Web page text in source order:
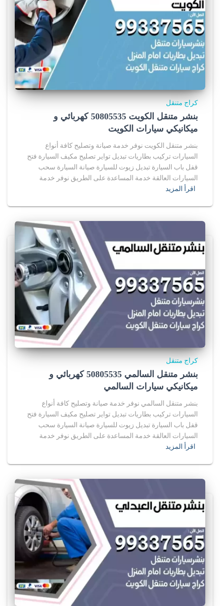
كراج متنقل
بنشر متنقل الكويت 50805535‬ كهربائي و
ميكانيكي سيارات الكويت
بنشر متنقل الكويت نوفر خدمة صيانة وتصليح كافة أنواع
السيارات تركيب بطاريات تبديل تواير تصليح مكيف السيارة فتح
قفل باب السيارة تبديل زيوت للسيارة صيانة السيارة سحب
السيارات العالقة خدمة المساعدة على الطريق نوفر خدمة
اقرأ المزيد
كراج متنقل
بنشر متنقل السالمي 50805535‬ كهربائي و
ميكانيكي سيارات السالمي
بنشر متنقل السالمي نوفر خدمة صيانة وتصليح كافة أنواع
السيارات تركيب بطاريات تبديل تواير تصليح مكيف السيارة فتح
قفل باب السيارة تبديل زيوت للسيارة صيانة السيارة سحب
السيارات العالقة خدمة المساعدة على الطريق نوفر خدمة
اقرأ المزيد